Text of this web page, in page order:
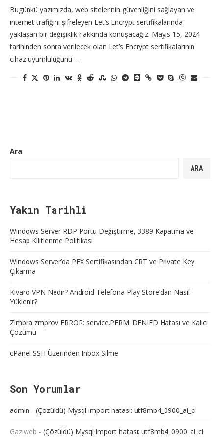
Bugünkü yazımızda, web sitelerinin güvenliğini sağlayan ve
internet trafiğini şifreleyen Let’s Encrypt sertifikalarında
yaklaşan bir değişiklik hakkında konuşacağız. Mayıs 15, 2024
tarihinden sonra verilecek olan Let’s Encrypt sertifikalarının
cihaz uyumluluğunu …
Ara
ARA
Yakın Tarihli
Windows Server RDP Portu Değiştirme, 3389 Kapatma ve
Hesap Kilitlenme Politikası
Windows Server’da PFX Sertifikasından CRT ve Private Key
Çıkarma
Kivaro VPN Nedir? Android Telefona Play Store’dan Nasıl
Yüklenir?
Zimbra zmprov ERROR: service.PERM_DENIED Hatası ve Kalıcı
Çözümü
cPanel SSH Üzerinden Inbox Silme
Son Yorumlar
admin - (Çözüldü) Mysql import hatası: utf8mb4_0900_ai_ci
Gaziweb - (Çözüldü) Mysql import hatası: utf8mb4_0900_ai_ci